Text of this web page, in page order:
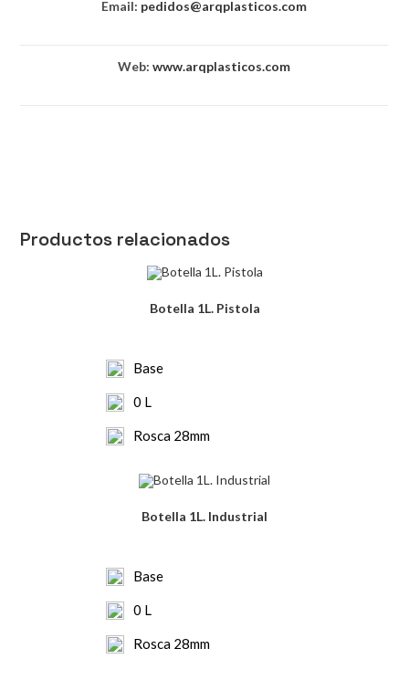
Email: pedidos@arqplasticos.com
Web:www.arqplasticos.com
Productos relacionados
Botella 1L. Pistola
Base
0 L
Rosca 28mm
Botella 1L. Industrial
Base
0 L
Rosca 28mm